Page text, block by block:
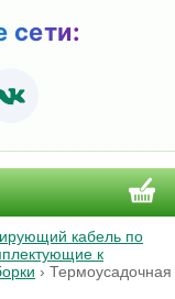
сети:
кабель по
к
› Термоусадочная